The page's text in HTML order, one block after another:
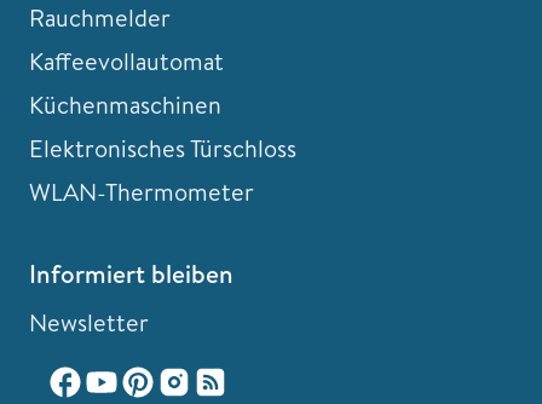
Rauchmelder
Kaffeevollautomat
Küchenmaschinen
Elektronisches Türschloss
WLAN-Thermometer
Informiert bleiben
Newsletter